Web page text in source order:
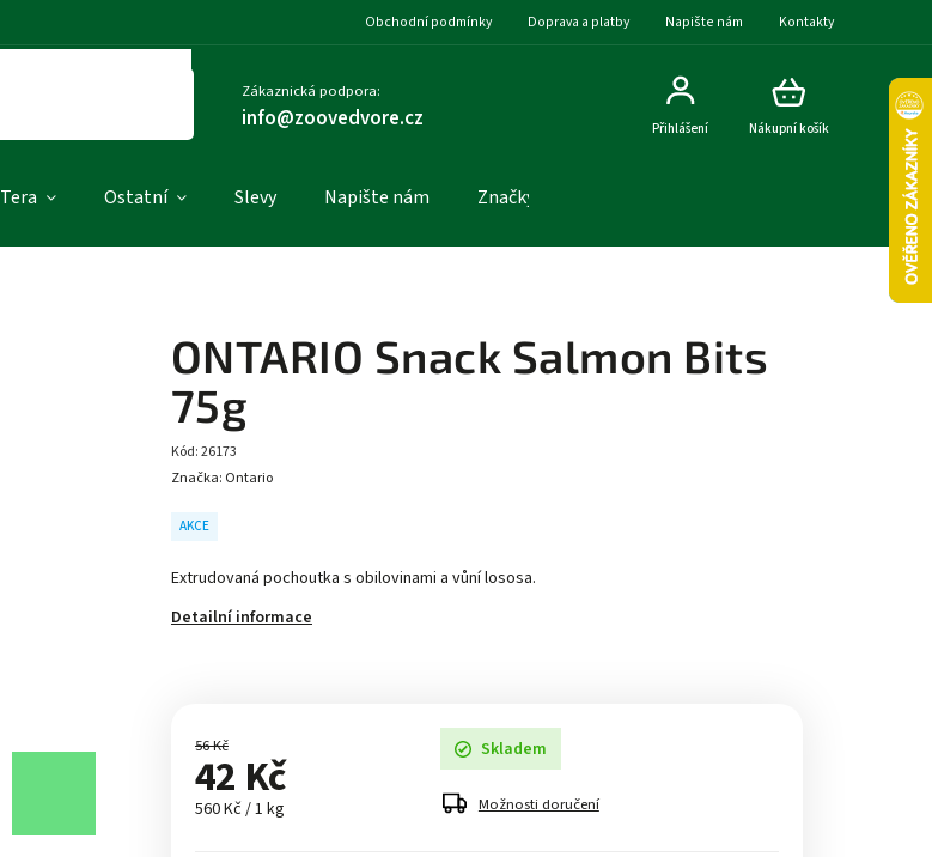
Obchodní podmínky Doprava a platby Napište nám Kontakty
Zákaznická podpora:
info@zoovedvore.cz Nákupní košík
Přihlášení
Tera Ostatní Slevy Napište nám Značky
ONTARIO Snack Salmon Bits
75g
Kód:26173
Extrudovaná pochoutka s obilovinami a vůní lososa.
Detailní informace
AKCE
Značka: Ontario
56 Kč
42 Kč
560 Kč / 1 kg
Skladem
Možnosti doručení